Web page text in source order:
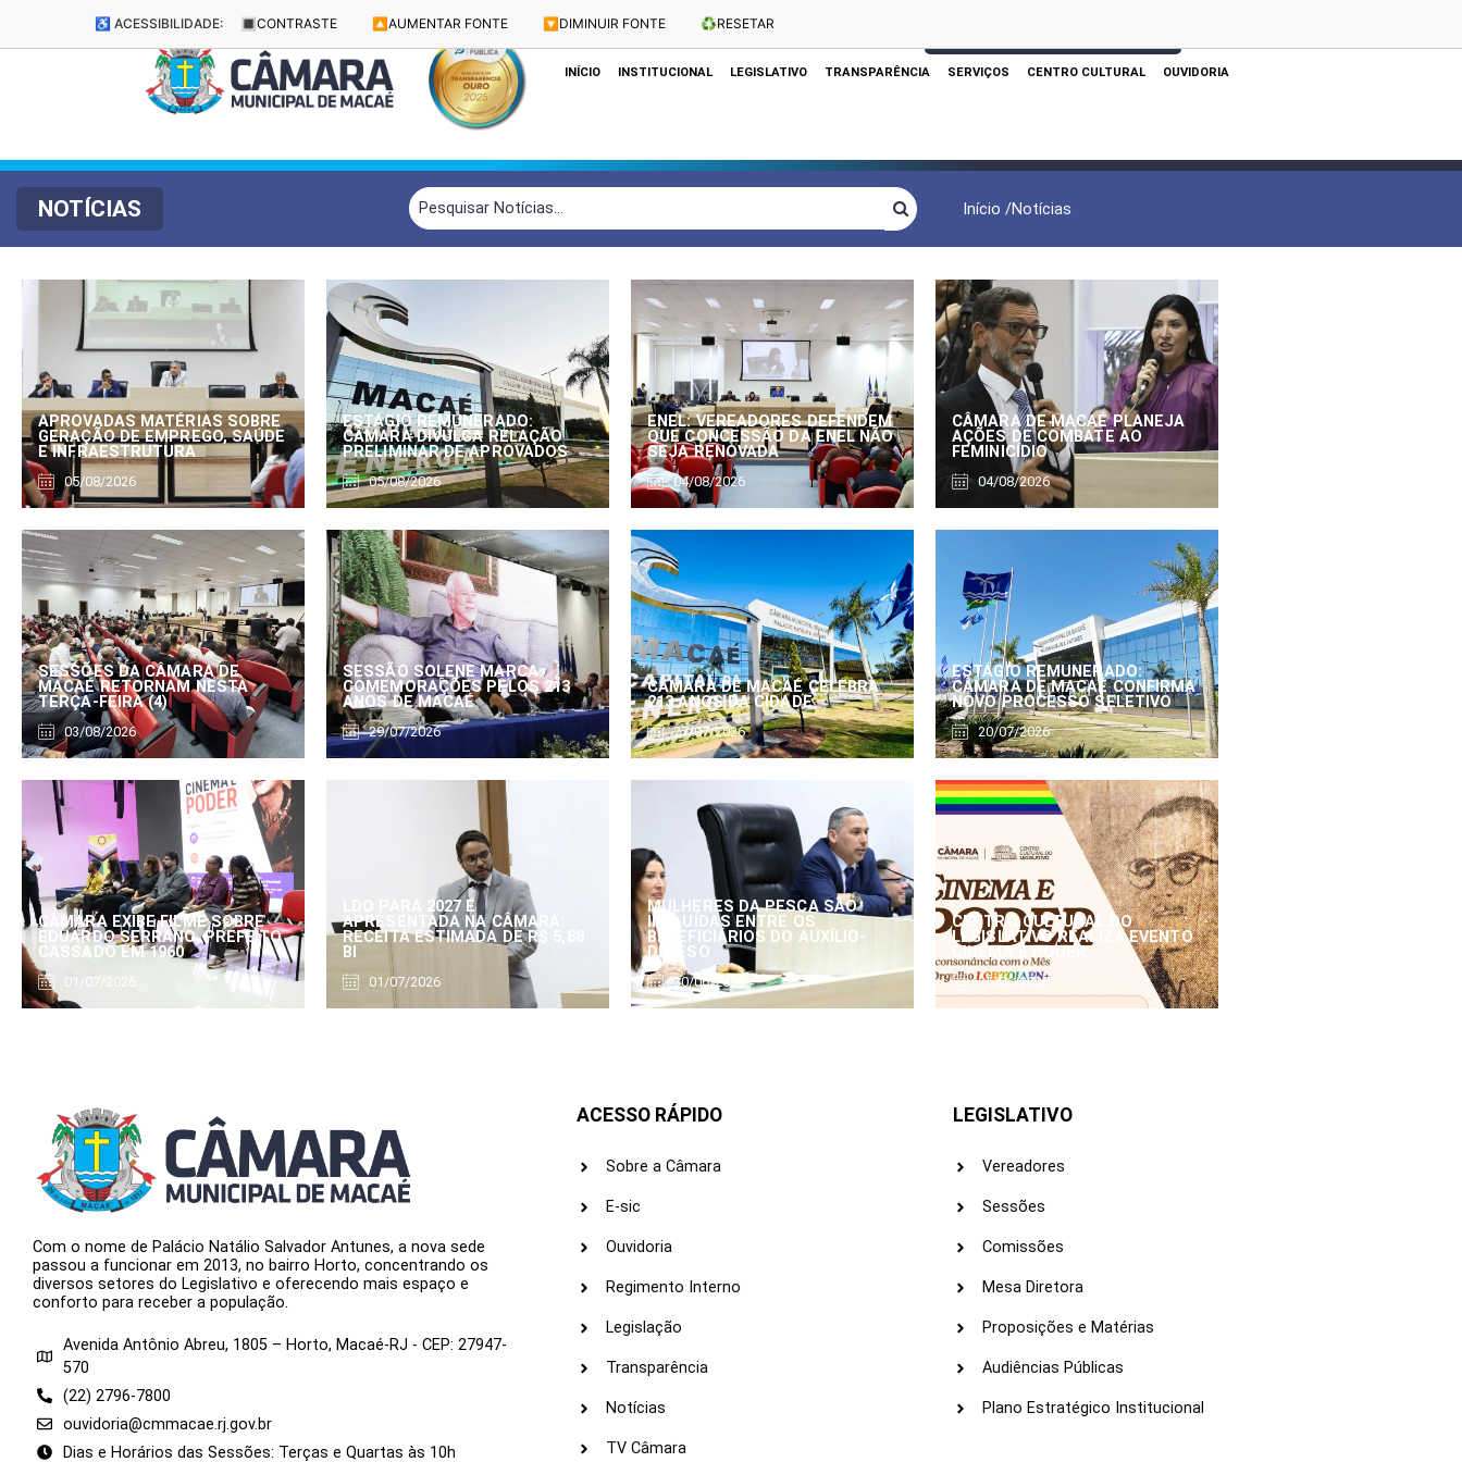
♿ ACESSIBILIDADE: 🔳 CONTRASTE 🔼 AUMENTAR FONTE 🔽 DIMINUIR FONTE ♻️RESETAR
Dias e Horários das Sessões: Terças e Quartas às 10h
INÍCIO INSTITUCIONAL LEGISLATIVO TRANSPARÊNCIA SERVIÇOS CENTRO CULTURAL OUVIDORIA
NOTÍCIAS Início /Notícias
APROVADAS MATÉRIAS SOBRE
GERAÇÃO DE EMPREGO, SAÚDE
E INFRAESTRUTURA
05/08/2026
ESTÁGIO REMUNERADO:
CÂMARA DIVULGA RELAÇÃO
PRELIMINAR DE APROVADOS
05/08/2026
ENEL: VEREADORES DEFENDEM
QUE CONCESSÃO DA ENEL NÃO
SEJA RENOVADA
04/08/2026
CÂMARA DE MACAÉ PLANEJA
AÇÕES DE COMBATE AO
FEMINICÍDIO
04/08/2026
SESSÕES DA CÂMARA DE
MACAÉ RETORNAM NESTA
TERÇA-FEIRA (4)
03/08/2026
SESSÃO SOLENE MARCA
COMEMORAÇÕES PELOS 213
ANOS DE MACAÉ
29/07/2026
CÂMARA DE MACAÉ CELEBRA
213 ANOS DA CIDADE
27/07/2026
ESTÁGIO REMUNERADO:
CÂMARA DE MACAÉ CONFIRMA
NOVO PROCESSO SELETIVO
20/07/2026
CÂMARA EXIBE FILME SOBRE
EDUARDO SERRANO, PREFEITO
CASSADO EM 1960
01/07/2026
LDO PARA 2027 É
APRESENTADA NA CÂMARA:
RECEITA ESTIMADA DE R$ 5,88
BI
01/07/2026
MULHERES DA PESCA SÃO
INCLUÍDAS ENTRE OS
BENEFICIÁRIOS DO AUXÍLIO-
DEFESO
30/06/2026
CENTRO CULTURAL DO
LEGISLATIVO REALIZA EVENTO
CINEMA E PODER
25/06/2026
Com o nome de Palácio Natálio Salvador Antunes, a nova sede
passou a funcionar em 2013, no bairro Horto, concentrando os
diversos setores do Legislativo e oferecendo mais espaço e
conforto para receber a população.
Avenida Antônio Abreu, 1805 – Horto, Macaé-RJ - CEP: 27947-
570
(22) 2796-7800
ouvidoria@cmmacae.rj.gov.br
Dias e Horários das Sessões: Terças e Quartas às 10h
ACESSO RÁPIDO
Sobre a Câmara
E-sic
Ouvidoria
Regimento Interno
Legislação
Transparência
Notícias
TV Câmara
LEGISLATIVO
Vereadores
Sessões
Comissões
Mesa Diretora
Proposições e Matérias
Audiências Públicas
Plano Estratégico Institucional